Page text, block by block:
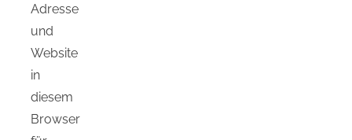
Adresse
und
Website
in
diesem
Browser